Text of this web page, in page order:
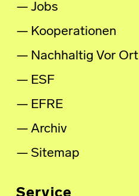
Jobs
Kooperationen
Nachhaltig Vor Ort
ESF
EFRE
Archiv
Sitemap